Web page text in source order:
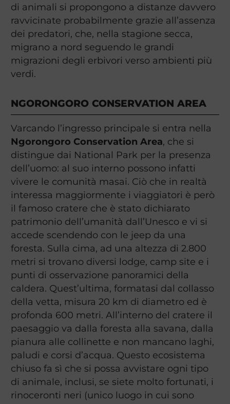
di animali si propongono a distanze davvero
ravvicinate probabilmente grazie all’assenza
dei predatori, che, nella stagione secca,
migrano a nord seguendo le grandi
migrazioni degli erbivori verso ambienti più
verdi.
NGORONGORO CONSERVATION AREA
Varcando l’ingresso principale si entra nella
Ngorongoro Conservation Area, che si
distingue dai National Park per la presenza
dell’uomo: al suo interno possono infatti
vivere le comunità masai. Ciò che in realtà
interessa maggiormente i viaggiatori è però
il famoso cratere che è stato dichiarato
patrimonio dell’umanità dall’Unesco e vi si
accede scendendo con le jeep da una
foresta. Sulla cima, ad una altezza di 2.800
metri si trovano diversi lodge, camp site e i
punti di osservazione panoramici della
caldera. Quest’ultima, formatasi dal collasso
della vetta, misura 20 km di diametro ed è
profonda 600 metri. All’interno del cratere il
paesaggio va dalla foresta alla savana, dalla
pianura alle collinette e non mancano laghi,
paludi e corsi d’acqua. Questo ecosistema
chiuso fa sì che si possa avvistare ogni tipo
di animale, inclusi, se siete molto fortunati, i
rinoceronti neri (unico luogo in cui sono